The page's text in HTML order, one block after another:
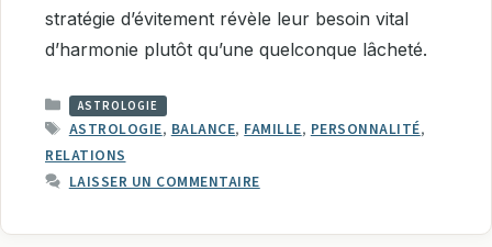
stratégie d’évitement révèle leur besoin vital
d’harmonie plutôt qu’une quelconque lâcheté.
CATÉGORIES
ASTROLOGIE
ÉTIQUETTES
ASTROLOGIE, BALANCE, FAMILLE, PERSONNALITÉ,
RELATIONS
LAISSER UN COMMENTAIRE